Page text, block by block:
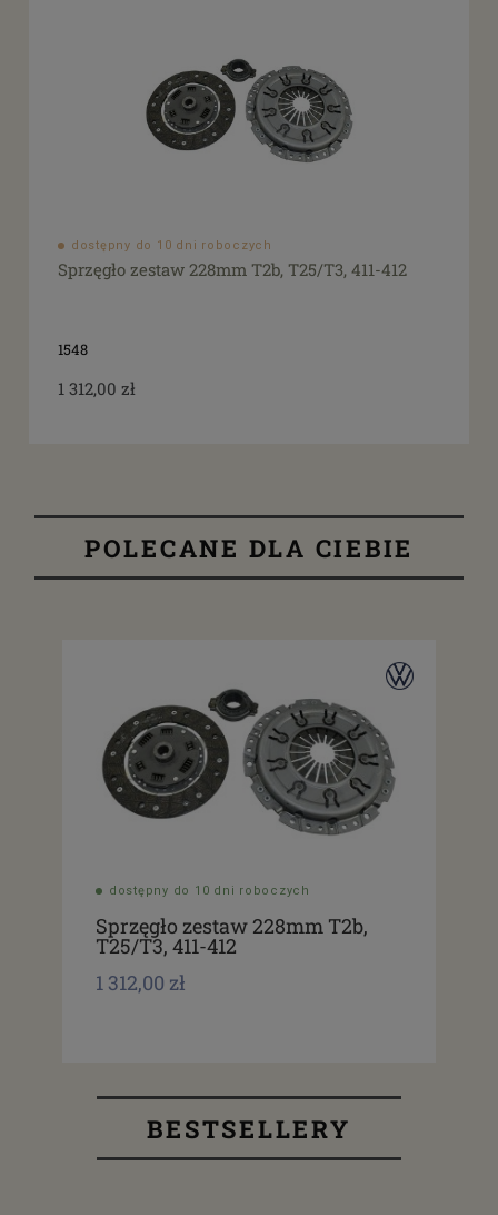
dostępny do 10 dni roboczych
Sprzęgło zestaw 228mm T2b, T25/T3, 411-412
1548
1 312,00 zł
POLECANE DLA CIEBIE
dostępny do 10 dni roboczych
Sprzęgło zestaw 228mm T2b,
T25/T3, 411-412
1 312,00 zł
BESTSELLERY